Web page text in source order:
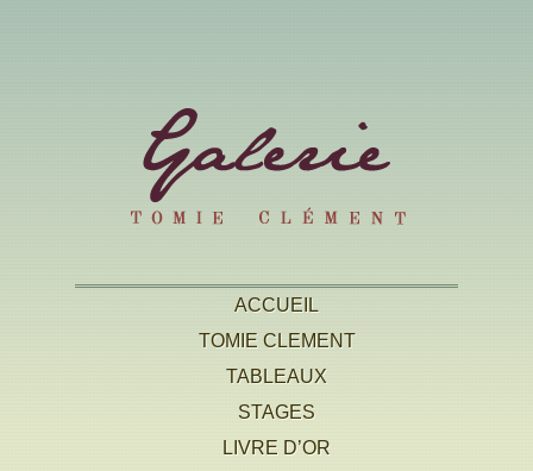
ACCUEIL
TOMIE CLEMENT
TABLEAUX
STAGES
LIVRE D’OR